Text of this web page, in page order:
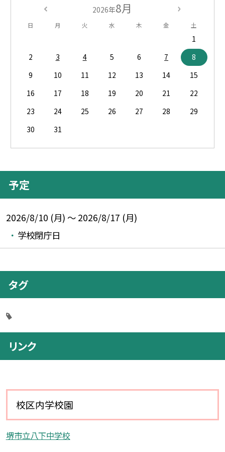
2026年8月
日 月 火 水 木 金 土
1
2
3 4 5 6 7
8
9
10 11 12 13 14
15
16
17 18 19 20 21
22
23
24 25 26 27 28
29
30
31
予定
2026/8/10 (月) ～ 2026/8/17 (月)
学校閉庁日
タグ
リンク
校区内学校園
堺市立八下中学校